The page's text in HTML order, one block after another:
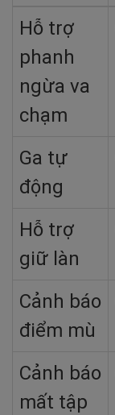
Hỗ trợ
phanh
ngừa va
chạm
Ga tự
động
Hỗ trợ
giữ làn
Cảnh báo
điểm mù
Cảnh báo
mất tập